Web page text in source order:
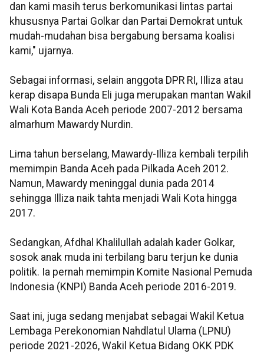
dan kami masih terus berkomunikasi lintas partai
khususnya Partai Golkar dan Partai Demokrat untuk
mudah-mudahan bisa bergabung bersama koalisi
kami," ujarnya.
Sebagai informasi, selain anggota DPR RI, IIliza atau
kerap disapa Bunda Eli juga merupakan mantan Wakil
Wali Kota Banda Aceh periode 2007-2012 bersama
almarhum Mawardy Nurdin.
Lima tahun berselang, Mawardy-Illiza kembali terpilih
memimpin Banda Aceh pada Pilkada Aceh 2012.
Namun, Mawardy meninggal dunia pada 2014
sehingga Illiza naik tahta menjadi Wali Kota hingga
2017.
Sedangkan, Afdhal Khalilullah adalah kader Golkar,
sosok anak muda ini terbilang baru terjun ke dunia
politik. Ia pernah memimpin Komite Nasional Pemuda
Indonesia (KNPI) Banda Aceh periode 2016-2019.
Saat ini, juga sedang menjabat sebagai Wakil Ketua
Lembaga Perekonomian Nahdlatul Ulama (LPNU)
periode 2021-2026, Wakil Ketua Bidang OKK PDK